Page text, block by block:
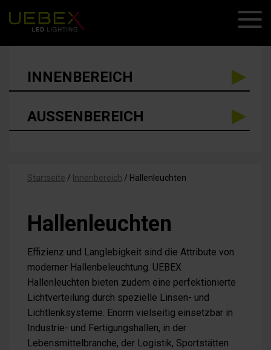
INNENBEREICH
AUSSENBEREICH
Startseite / Innenbereich / Hallenleuchten
Hallenleuchten
Effizienz und Langlebigkeit sind die Attribute von
moderner Hallenbeleuchtung. UEBEX
Hallenleuchten bieten zudem eine perfektionierte
Lichtverteilung durch spezielle Linsen- und
Lichtlenksysteme. Enorm vielseitig einsetzbar in
Industrie- und Fertigungshallen, in der
Lebensmittelbranche, der Logistik, Sportstätten